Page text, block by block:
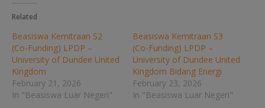
Related
Beasiswa Kemitraan S2
(Co-Funding) LPDP –
University of Dundee United
Kingdom
February 21, 2026
In "Beasiswa Luar Negeri"
Beasiswa Kemitraan S3
(Co-Funding) LPDP –
University of Dundee United
Kingdom Bidang Energi
February 23, 2026
In "Beasiswa Luar Negeri"